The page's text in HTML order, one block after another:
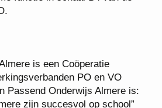
functie in schaal B4 van de
is een Coöperatie
PO en VO
Passend Onderwijs Almere is: